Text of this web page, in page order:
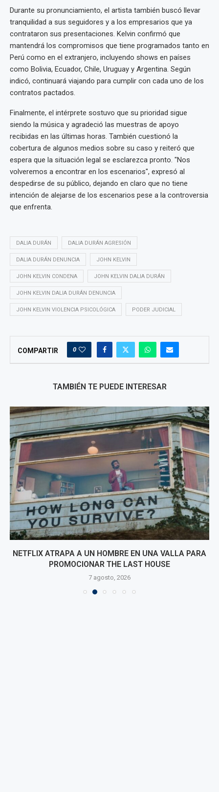
Durante su pronunciamiento, el artista también buscó llevar
tranquilidad a sus seguidores y a los empresarios que ya
contrataron sus presentaciones. Kelvin confirmó que
mantendrá los compromisos que tiene programados tanto en
Perú como en el extranjero, incluyendo shows en países
como Bolivia, Ecuador, Chile, Uruguay y Argentina. Según
indicó, continuará viajando para cumplir con cada uno de los
contratos pactados.
Finalmente, el intérprete sostuvo que su prioridad sigue
siendo la música y agradeció las muestras de apoyo
recibidas en las últimas horas. También cuestionó la
cobertura de algunos medios sobre su caso y reiteró que
espera que la situación legal se esclarezca pronto. "Nos
volveremos a encontrar en los escenarios", expresó al
despedirse de su público, dejando en claro que no tiene
intención de alejarse de los escenarios pese a la controversia
que enfrenta.
DALIA DURÁN DALIA DURÁN AGRESIÓN
DALIA DURÁN DENUNCIA JOHN KELVIN
JOHN KELVIN CONDENA JOHN KELVIN DALIA DURÁN
JOHN KELVIN DALIA DURÁN DENUNCIA
JOHN KELVIN VIOLENCIA PSICOLÓGICA PODER JUDICIAL
COMPARTIR 0
TAMBIÉN TE PUEDE INTERESAR
NETFLIX ATRAPA A UN HOMBRE EN UNA VALLA PARA
PROMOCIONAR THE LAST HOUSE
7 agosto, 2026